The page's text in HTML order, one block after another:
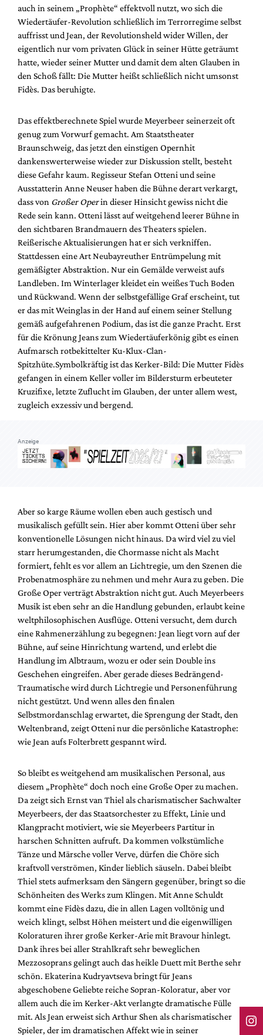
Suche
auch in seinem „Prophète“ effektvoll nutzt, wo sich die
Wiedertäufer-Revolution schließlich im Terrorregime selbst
auffrisst und Jean, der Revolutionsheld wider Willen, der
eigentlich nur vom privaten Glück in seiner Hütte geträumt
hatte, wieder seiner Mutter und damit dem alten Glauben in
den Schoß fällt: Die Mutter heißt schließlich nicht umsonst
Fidès. Das beruhigte.
Das effektberechnete Spiel wurde Meyerbeer seinerzeit oft
genug zum Vorwurf gemacht. Am Staatstheater
Braunschweig, das jetzt den einstigen Opernhit
dankenswerterweise wieder zur Diskussion stellt, besteht
diese Gefahr kaum. Regisseur Stefan Otteni und seine
Ausstatterin Anne Neuser haben die Bühne derart verkargt,
dass von Großer Operin dieser Hinsicht gewiss nicht die
Rede sein kann. Otteni lässt auf weitgehend leerer Bühne in
den sichtbaren Brandmauern des Theaters spielen.
Reißerische Aktualisierungen hat er sich verkniffen.
Stattdessen eine Art Neubayreuther Entrümpelung mit
gemäßigter Abstraktion. Nur ein Gemälde verweist aufs
Landleben. Im Winterlager kleidet ein weißes Tuch Boden
und Rückwand. Wenn der selbstgefällige Graf erscheint, tut
er das mit Weinglas in der Hand auf einem seiner Stellung
gemäß aufgefahrenen Podium, das ist die ganze Pracht. Erst
für die Krönung Jeans zum Wiedertäuferkönig gibt es einen
Aufmarsch rotbekittelter Ku-Klux-Clan-
Spitzhüte.Symbolkräftig ist das Kerker-Bild: Die Mutter Fidès
gefangen in einem Keller voller im Bildersturm erbeuteter
Kruzifixe, letzte Zuflucht im Glauben, der unter allem west,
zugleich exzessiv und bergend.
Anzeige
Aber so karge Räume wollen eben auch gestisch und
musikalisch gefüllt sein. Hier aber kommt Otteni über sehr
konventionelle Lösungen nicht hinaus. Da wird viel zu viel
starr herumgestanden, die Chormasse nicht als Macht
formiert, fehlt es vor allem an Lichtregie, um den Szenen die
Probenatmosphäre zu nehmen und mehr Aura zu geben. Die
Große Oper verträgt Abstraktion nicht gut. Auch Meyerbeers
Musik ist eben sehr an die Handlung gebunden, erlaubt keine
weltphilosophischen Ausflüge. Otteni versucht, dem durch
eine Rahmenerzählung zu begegnen: Jean liegt vorn auf der
Bühne, auf seine Hinrichtung wartend, und erlebt die
Handlung im Albtraum, wozu er oder sein Double ins
Geschehen eingreifen. Aber gerade dieses Bedrängend-
Traumatische wird durch Lichtregie und Personenführung
nicht gestützt. Und wenn alles den finalen
Selbstmordanschlag erwartet, die Sprengung der Stadt, den
Weltenbrand, zeigt Otteni nur die persönliche Katastrophe:
wie Jean aufs Folterbrett gespannt wird.
So bleibt es weitgehend am musikalischen Personal, aus
diesem „Prophète“ doch noch eine Große Oper zu machen.
Da zeigt sich Ernst van Thiel als charismatischer Sachwalter
Meyerbeers, der das Staatsorchester zu Effekt, Linie und
Klangpracht motiviert, wie sie Meyerbeers Partitur in
harschen Schnitten aufruft. Da kommen volkstümliche
Tänze und Märsche voller Verve, dürfen die Chöre sich
kraftvoll verströmen, Kinder lieblich säuseln. Dabei bleibt
Thiel stets aufmerksam den Sängern gegenüber, bringt so die
Schönheiten des Werks zum Klingen. Mit Anne Schuldt
kommt eine Fidès dazu, die in allen Lagen volltönig und
weich klingt, selbst Höhen meistert und die eigenwilligen
Koloraturen ihrer große Kerker-Arie mit Bravour hinlegt.
Dank ihres bei aller Strahlkraft sehr beweglichen
Mezzosoprans gelingt auch das heikle Duett mit Berthe sehr
schön. Ekaterina Kudryavtseva bringt für Jeans
abgeschobene Geliebte reiche Sopran-Koloratur, aber vor
allem auch die im Kerker-Akt verlangte dramatische Fülle
mit. Als Jean erweist sich Arthur Shen als charismatischer
Spieler, der im dramatischen Affekt wie in seiner